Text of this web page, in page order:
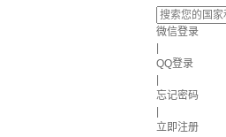
微信登录
QQ登录
忘记密码
立即注册